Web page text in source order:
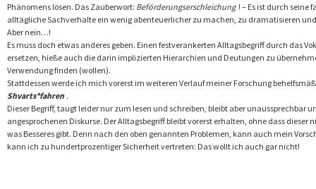
Phänomens lösen. Das Zauberwort: Beförderungserschleichung ! – Es ist durch
alltägliche Sachverhalte ein wenig abenteuerlicher zu machen, zu dramatisieren
Aber nein…!
Es muss doch etwas anderes geben. Einen festverankerten Alltagsbegriff durch das
ersetzen, hieße auch die darin implizierten Hierarchien und Deutungen zu
Verwendung finden (wollen).
Stattdessen werde ich mich vorerst im weiteren Verlauf meiner Forschung
Shvarts*fahren.
Dieser Begriff, taugt leider nur zum lesen und schreiben, bleibt aber unaussprechbar
angesprochenen Diskurse. Der Alltagsbegriff bleibt vorerst erhalten, ohne dass dieser
was Besseres gibt. Denn nach den oben genannten Problemen, kann auch mein
kann ich zu hundertprozentiger Sicherheit vertreten: Das wollt ich auch gar nicht!